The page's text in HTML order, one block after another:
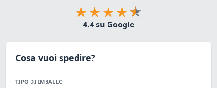
4.4 su Google
Cosa vuoi spedire?
TIPO DI IMBALLO